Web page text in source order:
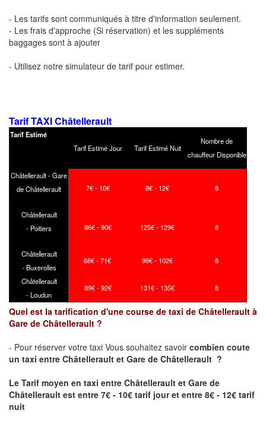
- Les tarifs sont communiqués à titre d'information seulement.
- Les frais d'approche (Si réservation) et les suppléments
baggages sont à ajouter
- Utilisez notre simulateur de tarif pour estimer.
Tarif TAXI Châtellerault
Tarif Estimé
Tarif Estimé Jour
Tarif Estimé Nuit
Nombre de
chauffeur Disponible
Châtellerault - Gare
de Châtellerault
7€ - 10€ 8€ - 12€ 8
Châtellerault
- Poitiers
86€ - 90€ 125€ - 129€ 8
Châtellerault
- Buxerolles
68€ - 71€ 99€ - 102€ 8
Châtellerault
- Loudun
89€ - 92€ 131€ - 135€ 8
Quel est la tarification d'une course de taxi de Châtellerault à
Gare de Châtellerault ?
- Pour réserver votre taxi Vous souhaitez savoir combien coute
un taxi entre Châtellerault et Gare de Châtellerault ?
Le Tarif moyen en taxi entre Châtellerault et Gare de
Châtellerault est entre 7€ - 10€ tarif jour et entre 8€ - 12€ tarif
nuit